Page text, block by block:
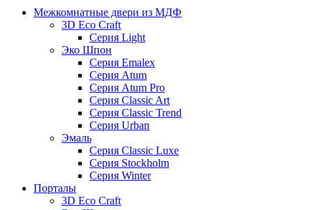
Межкомнатные двери из МДФ
3D Eco Craft
Серия Light
Эко Шпон
Серия Emalex
Серия Atum
Серия Atum Pro
Серия Classic Art
Серия Classic Trend
Серия Urban
Эмаль
Серия Classic Luxe
Серия Stockholm
Серия Winter
Порталы
3D Eco Craft